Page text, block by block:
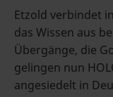
Etzold verbindet
das Wissen aus
Übergänge, die
gelingen nun
angesiedelt in